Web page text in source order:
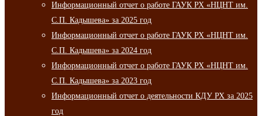
Информационный отчет о работе ГАУК РХ «НЦНТ им.
С.П. Кадышева» за 2025 год
Информационный отчет о работе ГАУК РХ «НЦНТ им.
С.П. Кадышева» за 2024 год
Информационный отчет о работе ГАУК РХ «НЦНТ им.
С.П. Кадышева» за 2023 год
Информационный отчет о деятельности КДУ РХ за 2025
год